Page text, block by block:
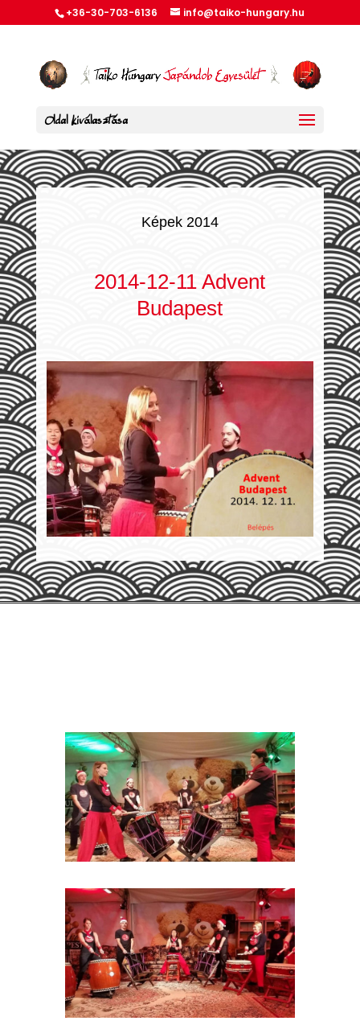
+36-30-703-6136 info@taiko-hungary.hu
Oldal kiválasztása
Képek 2014
2014-12-11 Advent
Budapest